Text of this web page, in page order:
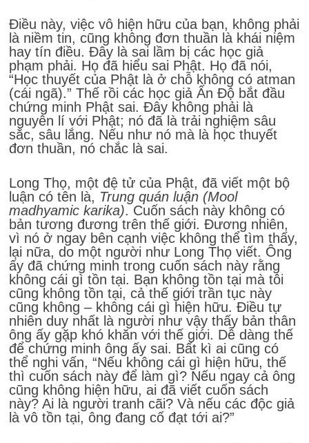
Điều này, việc vô hiện hữu của bạn, không phải
là niềm tin, cũng không đơn thuần là khái niệm
hay tín điều. Đây là sai lầm bị các học giả
phạm phải. Họ đã hiểu sai Phật. Họ đã nói,
“Học thuyết của Phật là ở chỗ không có atman
(cái ngã).” Thế rồi các học giả Ấn Độ bắt đầu
chứng minh Phật sai. Đây không phải là
nguyên lí với Phật; nó đã là trải nghiệm sâu
sắc, sâu lắng. Nếu như nó mà là học thuyết
đơn thuần, nó chắc là sai.
Long Thọ, một đệ tử của Phật, đã viết một bộ
luận có tên là, Trung quán luận (Mool
madhyamic karika). Cuốn sách này không có
bản tương đương trên thế giới. Đương nhiên,
vì nó ở ngay bên cạnh việc không thể tìm thấy,
lại nữa, do một người như Long Thọ viết. Ông
ấy đã chứng minh trong cuốn sách này rằng
không cái gì tồn tại. Bạn không tồn tại mà tôi
cũng không tồn tại, cả thế giới trần tục này
cũng không – không cái gì hiện hữu. Điều tự
nhiên duy nhất là người như vậy thấy bản thân
ông ấy gặp khó khăn với thế giới. Dễ dàng thế
để chứng minh ông ấy sai. Bất kì ai cũng có
thể nghi vấn, “Nếu không cái gì hiện hữu, thế
thì cuốn sách này để làm gì? Nếu ngay cả ông
cũng không hiện hữu, ai đã viết cuốn sách
này? Ai là người tranh cãi? Và nếu các độc giả
là vô tồn tại, ông đang cố đạt tới ai?”